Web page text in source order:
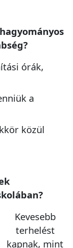
órák,
a
közül
Kevesebb
terhelést
kapnak, mint